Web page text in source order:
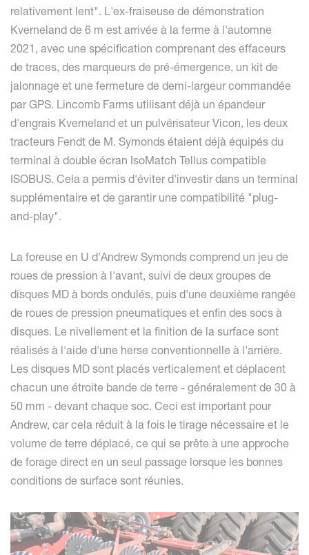
relativement lent". L'ex-fraiseuse de démonstration
Kverneland de 6 m est arrivée à la ferme à l'automne
2021, avec une spécification comprenant des effaceurs
de traces, des marqueurs de pré-émergence, un kit de
jalonnage et une fermeture de demi-largeur commandée
par GPS. Lincomb Farms utilisant déjà un épandeur
d'engrais Kverneland et un pulvérisateur Vicon, les deux
tracteurs Fendt de M. Symonds étaient déjà équipés du
terminal à double écran IsoMatch Tellus compatible
ISOBUS. Cela a permis d'éviter d'investir dans un terminal
supplémentaire et de garantir une compatibilité "plug-
and-play".
La foreuse en U d'Andrew Symonds comprend un jeu de
roues de pression à l'avant, suivi de deux groupes de
disques MD à bords ondulés, puis d'une deuxième rangée
de roues de pression pneumatiques et enfin des socs à
disques. Le nivellement et la finition de la surface sont
réalisés à l'aide d'une herse conventionnelle à l'arrière.
Les disques MD sont placés verticalement et déplacent
chacun une étroite bande de terre - généralement de 30 à
50 mm - devant chaque soc. Ceci est important pour
Andrew, car cela réduit à la fois le tirage nécessaire et le
volume de terre déplacé, ce qui se prête à une approche
de forage direct en un seul passage lorsque les bonnes
conditions de surface sont réunies.